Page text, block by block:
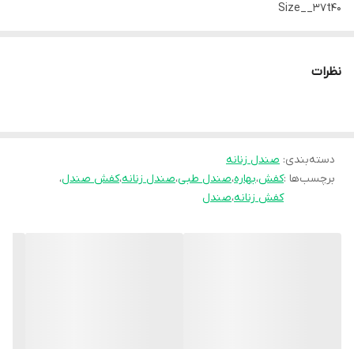
Size__37t40
نظرات
دسته‌بندی: صندل زنانه
برچسب‌ها :کفش،بهاره،صندل طبی،صندل زنانه،کفش صندل،
کفش زنانه،صندل